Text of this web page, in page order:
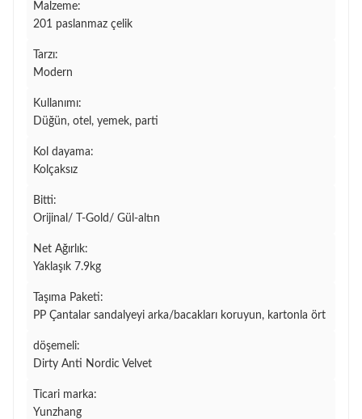
Malzeme:
201 paslanmaz çelik
Tarzı:
Modern
Kullanımı:
Düğün, otel, yemek, parti
Kol dayama:
Kolçaksız
Bitti:
Orijinal/ T-Gold/ Gül-altın
Net Ağırlık:
Yaklaşık 7.9kg
Taşıma Paketi:
PP Çantalar sandalyeyi arka/bacakları koruyun, kartonla ört
döşemeli:
Dirty Anti Nordic Velvet
Ticari marka:
Yunzhang